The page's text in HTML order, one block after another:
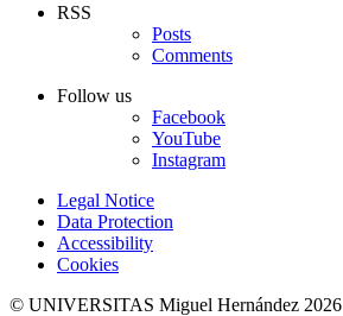
RSS
Posts
Comments
Follow us
Facebook
YouTube
Instagram
Legal Notice
Data Protection
Accessibility
Cookies
© UNIVERSITAS Miguel Hernández 2026